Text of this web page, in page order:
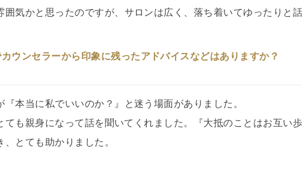
囲気かと思ったのですが、サロンは広く、落ち着いてゆったりと
ウンセラーから印象に残ったアドバイスなどはありますか？
『本当に私でいいのか？』と迷う場面がありました。
ても親身になって話を聞いてくれました。『大抵のことはお互い
とても助かりました。